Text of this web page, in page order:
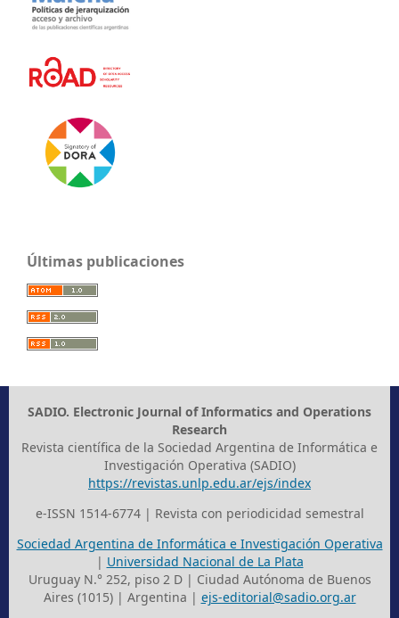
Últimas publicaciones
SADIO. Electronic Journal of Informatics and Operations
Research
Revista científica de la Sociedad Argentina de Informática e
Investigación Operativa (SADIO)
https://revistas.unlp.edu.ar/ejs/index
e-ISSN 1514-6774 | Revista con periodicidad semestral
Sociedad Argentina de Informática e Investigación Operativa
| Universidad Nacional de La Plata
Uruguay N.° 252, piso 2 D | Ciudad Autónoma de Buenos
Aires (1015) | Argentina | ejs-editorial@sadio.org.ar